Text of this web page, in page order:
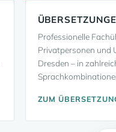
Professionelle
Privatpersonen und
Dresden – in
ZUM